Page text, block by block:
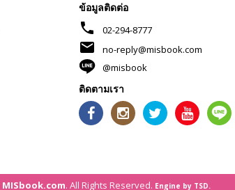
ข้อมูลติดต่อ
phone 02-294-8777
mail
no-reply@misbook.com
@misbook
ติดตามเรา
MISbook.com. All Rights Reserved. Engine by TSD.